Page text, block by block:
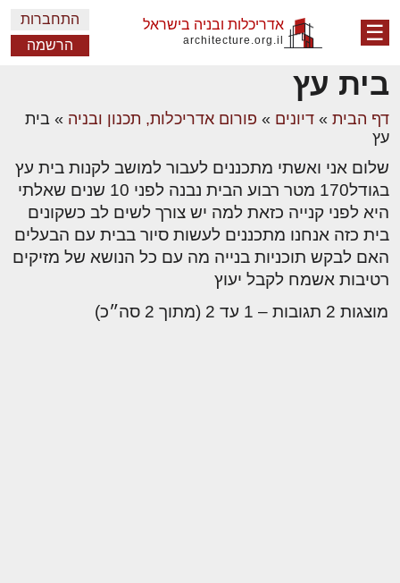
☰ אדריכלות ובניה בישראל
architecture.org.il
התחברות
הרשמה
בית עץ
דף הבית » דיונים » פורום אדריכלות, תכנון ובניה » בית
עץ
שלום אני ואשתי מתכננים לעבור למושב לקנות בית עץ
בגודל170 מטר רבוע הבית נבנה לפני 10 שנים שאלתי
היא לפני קנייה כזאת למה יש צורך לשים לב כשקונים
בית כזה אנחנו מתכננים לעשות סיור בבית עם הבעלים
האם לבקש תוכניות בנייה מה עם כל הנושא של מזיקים
רטיבות אשמח לקבל יעוץ
מוצגות 2 תגובות – 1 עד 2 (מתוך 2 סה״כ)